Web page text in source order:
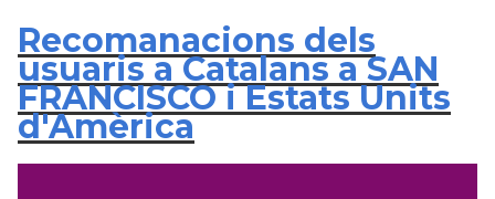
Recomanacions dels
usuaris a Catalans a SAN
FRANCISCO i Estats Units
d'Amèrica